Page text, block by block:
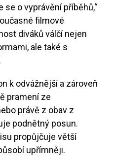
se o vyprávění příběhů,“
filmové
diváků válčí nejen
ale také s
k odvážnější a zároveň
pramení ze
právě z obav z
podnětný posun.
propůjčuje větší
upřímněji.